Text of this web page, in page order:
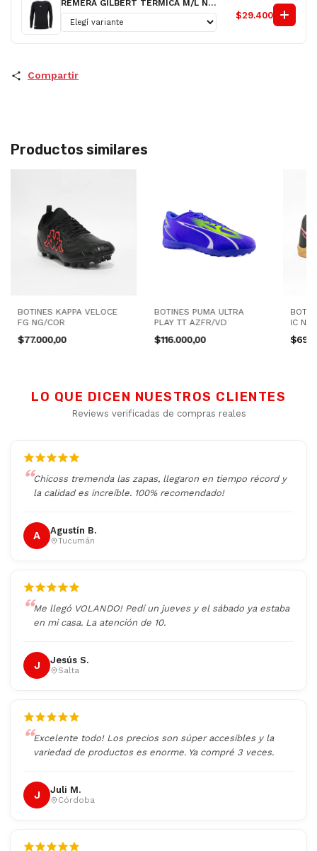
REMERA GILBERT TERMICA M/L NG H
$29.400
Compartir
Productos similares
BOTINES KAPPA VELOCE
FG NG/COR
$77.000,00
BOTINES PUMA ULTRA
PLAY TT AZFR/VD
$116.000,00
IC
LO QUE DICEN NUESTROS CLIENTES
Reviews verificadas de compras reales
Chicoss tremenda las zapas, llegaron en tiempo récord y
la calidad es increíble. 100% recomendado!
A Agustín B.
Tucumán
Me llegó VOLANDO! Pedí un jueves y el sábado ya estaba
en mi casa. La atención de 10.
J Jesús S.
Salta
Excelente todo! Los precios son súper accesibles y la
variedad de productos es enorme. Ya compré 3 veces.
J Juli M.
Córdoba